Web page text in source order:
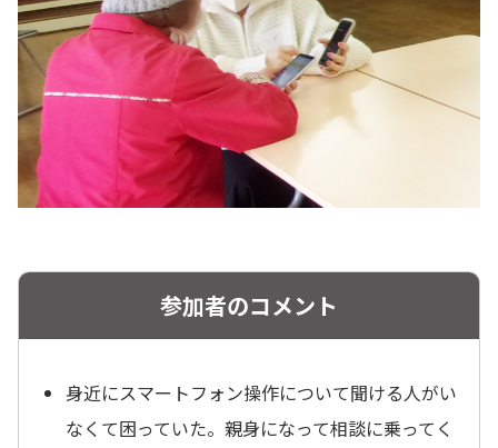
参加者のコメント
身近にスマートフォン操作について聞ける人がい
なくて困っていた。親身になって相談に乗ってく